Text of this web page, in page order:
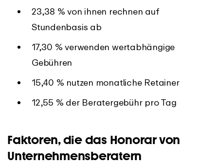
23,38 % von ihnen rechnen auf
Stundenbasis ab
17,30 % verwenden wertabhängige
Gebühren
15,40 % nutzen monatliche Retainer
12,55 % der Beratergebühr pro Tag
Faktoren, die das Honorar von
Unternehmensberatern